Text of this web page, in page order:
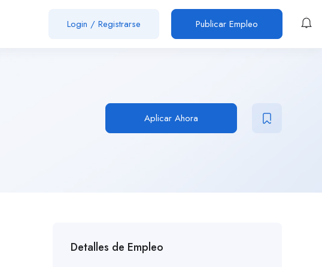
Login / Registrarse Publicar Empleo
Aplicar Ahora
Detalles de Empleo